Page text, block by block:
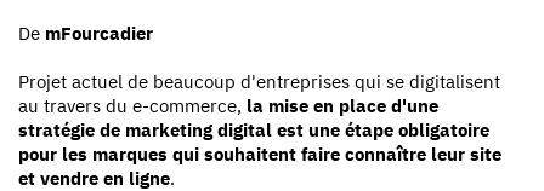
De mFourcadier
Projet actuel de beaucoup d'entreprises qui se digitalisent
au travers du e-commerce, la mise en place d'une
stratégie de marketing digital est une étape obligatoire
pour les marques qui souhaitent faire connaître leur site
et vendre en ligne.